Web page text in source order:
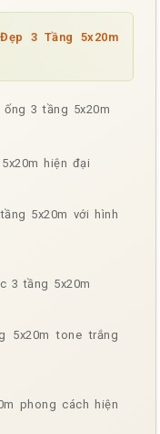
3 Tầng 5x20m
ống 3 tầng 5x20m
hiện đại
5x20m với hình
3 tầng 5x20m
5x20m tone trắng
phong cách hiện